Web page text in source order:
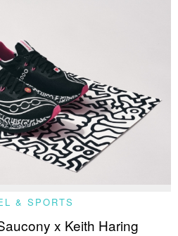
& SPORTS
x Keith Haring